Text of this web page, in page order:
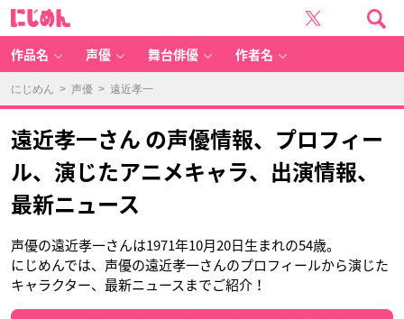
作品名 声優 舞台俳優 作者名
にじめん > 声優 > 遠近孝一
遠近孝一さん の声優情報、プロフィー
ル、演じたアニメキャラ、出演情報、
最新ニュース
声優の遠近孝一さんは1971年10月20日生まれの54歳。
にじめんでは、声優の遠近孝一さんのプロフィールから演じた
キャラクター、最新ニュースまでご紹介！